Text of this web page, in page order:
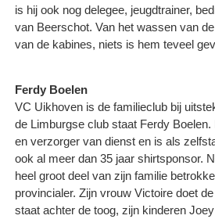
is hij ook nog delegee, jeugdtrainer,
van Beerschot. Van het wassen van
van de kabines, niets is hem teveel
Ferdy Boelen
VC Uikhoven is de familieclub bij
de Limburgse club staat Ferdy
en verzorger van dienst en is als
ook al meer dan 35 jaar shirtsponsor.
heel groot deel van zijn familie
provincialer. Zijn vrouw Victoire doet
staat achter de toog, zijn kinderen